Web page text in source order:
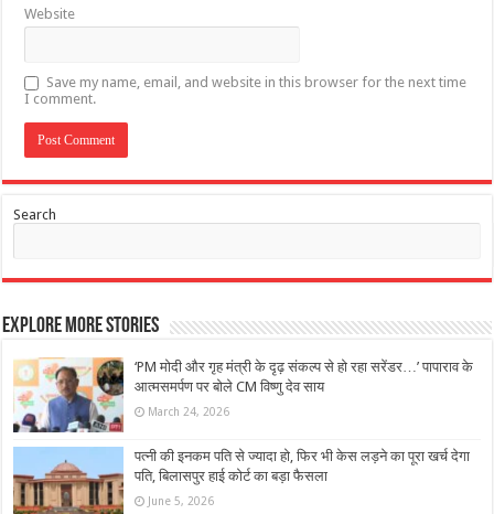
Website
Save my name, email, and website in this browser for the next time
I comment.
Search
Explore More Stories
‘PM मोदी और गृह मंत्री के दृढ़ संकल्प से हो रहा सरेंडर…’ पापाराव के
आत्मसमर्पण पर बोले CM विष्णु देव साय
March 24, 2026
पत्नी की इनकम पति से ज्यादा हो, फिर भी केस लड़ने का पूरा खर्च देगा
पति, बिलासपुर हाई कोर्ट का बड़ा फैसला
June 5, 2026